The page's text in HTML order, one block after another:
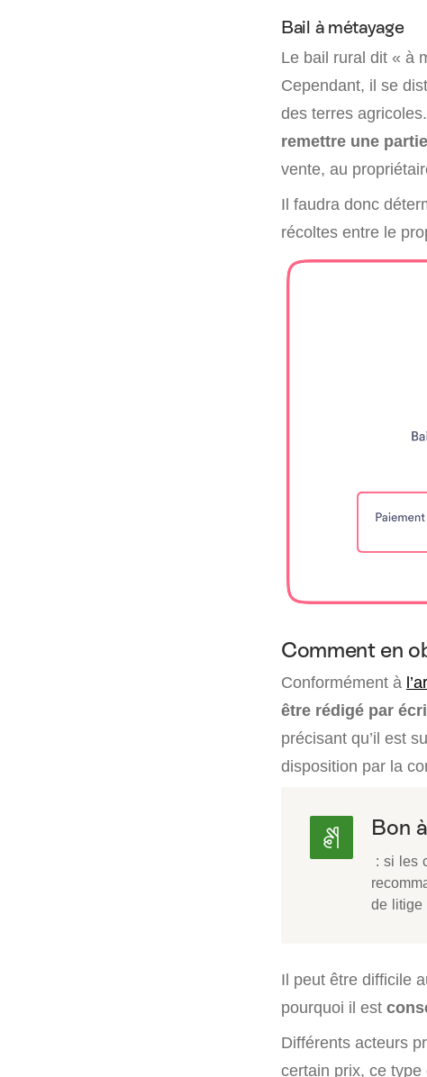
Bail à métayage
Le bail rural dit « à
Cependant, il se
des terres
remettre une
vente, au
Il faudra donc
récoltes entre le
Comment en
Conformément à
être rédigé par
précisant qu’il est
disposition par la
Bon
: si les
de litige
Il peut être difficile
pourquoi il est
Différents acteurs
certain prix, ce